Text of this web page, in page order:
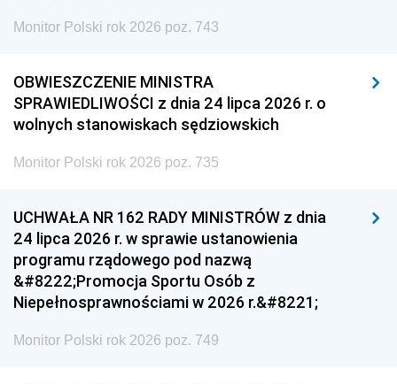
Monitor Polski rok 2026 poz. 743
OBWIESZCZENIE MINISTRA
SPRAWIEDLIWOŚCI z dnia 24 lipca 2026 r. o
wolnych stanowiskach sędziowskich
Monitor Polski rok 2026 poz. 735
UCHWAŁA NR 162 RADY MINISTRÓW z dnia
24 lipca 2026 r. w sprawie ustanowienia
programu rządowego pod nazwą
&#8222;Promocja Sportu Osób z
Niepełnosprawnościami w 2026 r.&#8221;
Monitor Polski rok 2026 poz. 749